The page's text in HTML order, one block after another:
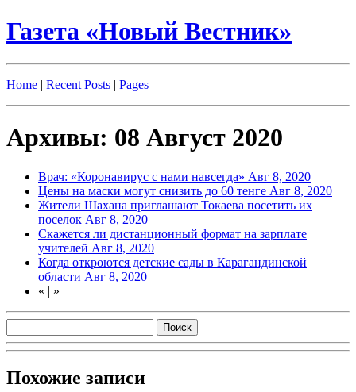
Газета «Новый Вестник»
Home | Recent Posts | Pages
Архивы: 08 Август 2020
Врач: «Коронавирус с нами навсегда» Авг 8, 2020
Цены на маски могут снизить до 60 тенге Авг 8, 2020
Жители Шахана приглашают Токаева посетить их
поселок Авг 8, 2020
Скажется ли дистанционный формат на зарплате
учителей Авг 8, 2020
Когда откроются детские сады в Карагандинской
области Авг 8, 2020
« | »
Похожие записи